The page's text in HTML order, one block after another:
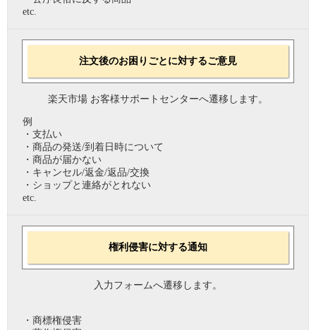
etc.
注文後のお困りごとに対するご意見
楽天市場 お客様サポートセンターへ遷移します。
例
・支払い
・商品の発送/到着日時について
・商品が届かない
・キャンセル/返金/返品/交換
・ショップと連絡がとれない
etc.
権利侵害に対する通知
入力フォームへ遷移します。
・商標権侵害